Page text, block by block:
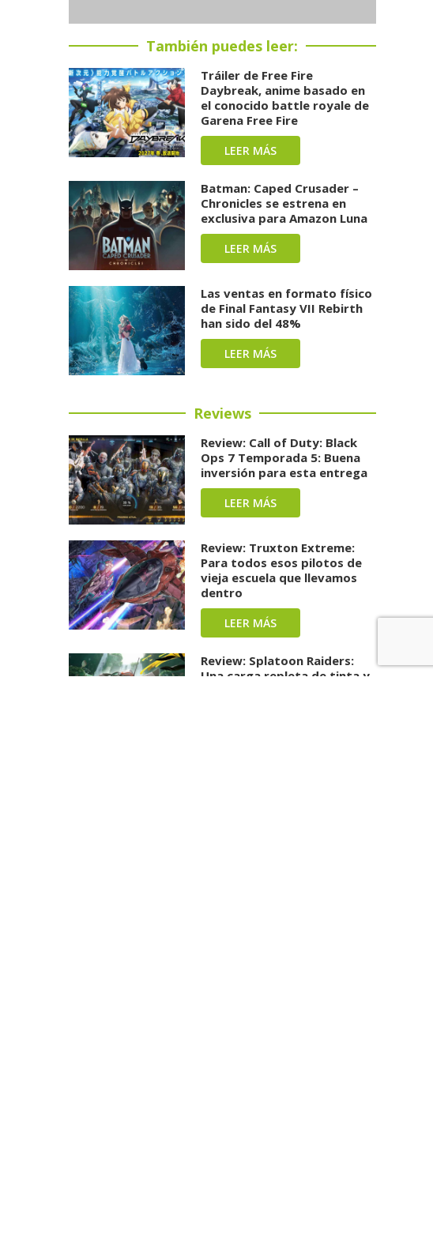
También puedes leer:
Tráiler de Free Fire
Daybreak, anime basado en
el conocido battle royale de
Garena Free Fire
LEER MÁS
Batman: Caped Crusader –
Chronicles se estrena en
exclusiva para Amazon Luna
LEER MÁS
Las ventas en formato físico
de Final Fantasy VII Rebirth
han sido del 48%
LEER MÁS
Reviews
Review: Call of Duty: Black
Ops 7 Temporada 5: Buena
inversión para esta entrega
LEER MÁS
Review: Truxton Extreme:
Para todos esos pilotos de
vieja escuela que llevamos
dentro
LEER MÁS
Review: Splatoon Raiders:
Una carga repleta de tinta y